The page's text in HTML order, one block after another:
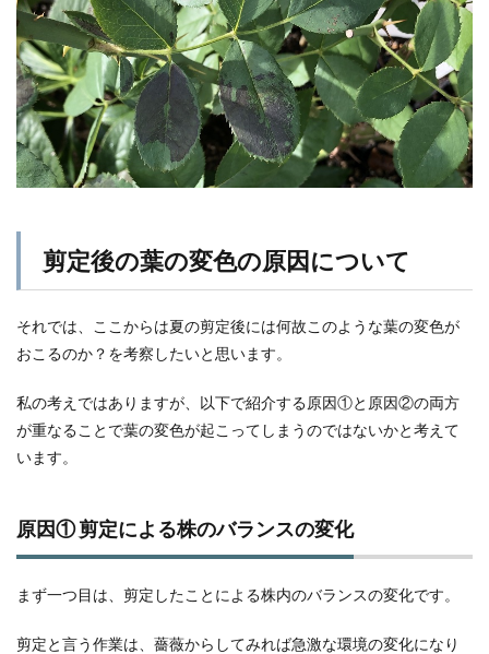
剪定後の葉の変色の原因について
それでは、ここからは夏の剪定後には何故このような葉の変色が
おこるのか？を考察したいと思います。
私の考えではありますが、以下で紹介する原因①と原因②の両方
が重なることで葉の変色が起こってしまうのではないかと考えて
います。
原因① 剪定による株のバランスの変化
まず一つ目は、剪定したことによる株内のバランスの変化です。
剪定と言う作業は、薔薇からしてみれば急激な環境の変化になり